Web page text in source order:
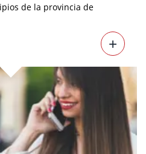
de la provincia de
+